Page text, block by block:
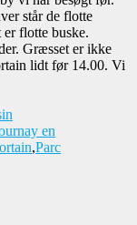
står de flotte
flotte buske.
Græsset er ikke
lidt før 14.00. Vi
en
,Parc